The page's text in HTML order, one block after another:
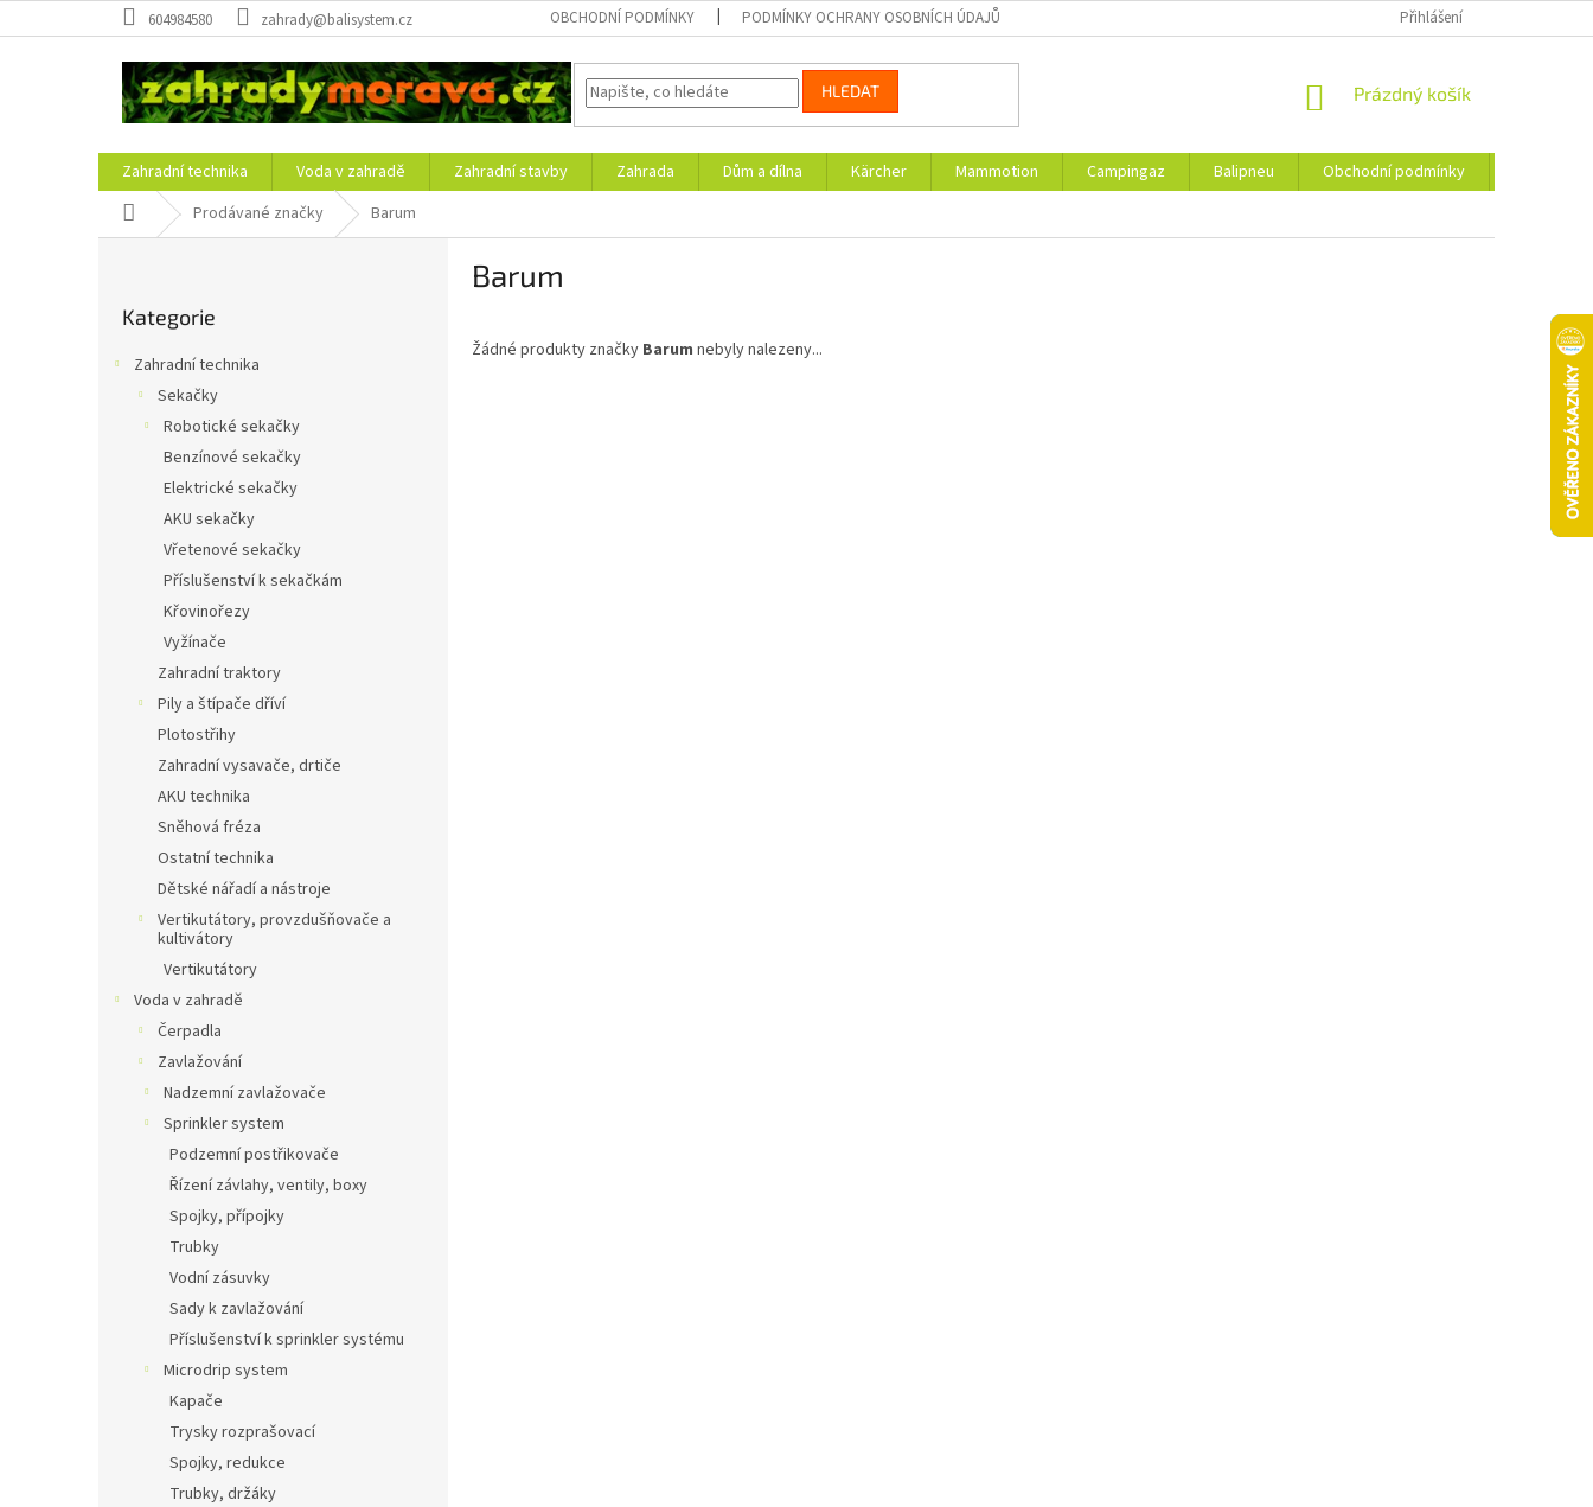
na
604984580 zahrady@balisystem.cz OBCHODNÍ PODMÍNKY PODMÍNKY OCHRANY OSOBNÍCH ÚDAJŮ Přihlášení
HLEDAT
NÁKUPNÍ
Prázdný košík
Zahradní technika Voda v zahradě Zahradní stavby Zahrada Dům a dílna Kärcher Mammotion Campingaz Balipneu Obchodní podmínky
Domů Prodávané značky Barum
kategorie
Kategorie
Zahradní technika
Sekačky
Robotické sekačky
Benzínové sekačky
Elektrické sekačky
AKU sekačky
Vřetenové sekačky
Příslušenství k sekačkám
Křovinořezy
Vyžínače
Zahradní traktory
Pily a štípače dříví
Plotostřihy
Zahradní vysavače, drtiče
AKU technika
Sněhová fréza
Ostatní technika
Dětské nářadí a nástroje
Vertikutátory, provzdušňovače a
kultivátory
Vertikutátory
Voda v zahradě
Čerpadla
Zavlažování
Nadzemní zavlažovače
Sprinkler system
Podzemní postřikovače
Řízení závlahy, ventily, boxy
Spojky, přípojky
Trubky
Vodní zásuvky
Sady k zavlažování
Příslušenství k sprinkler systému
Microdrip system
Kapače
Trysky rozprašovací
Spojky, redukce
Trubky, držáky
Barum
Žádné produkty značky Barum nebyly nalezeny...